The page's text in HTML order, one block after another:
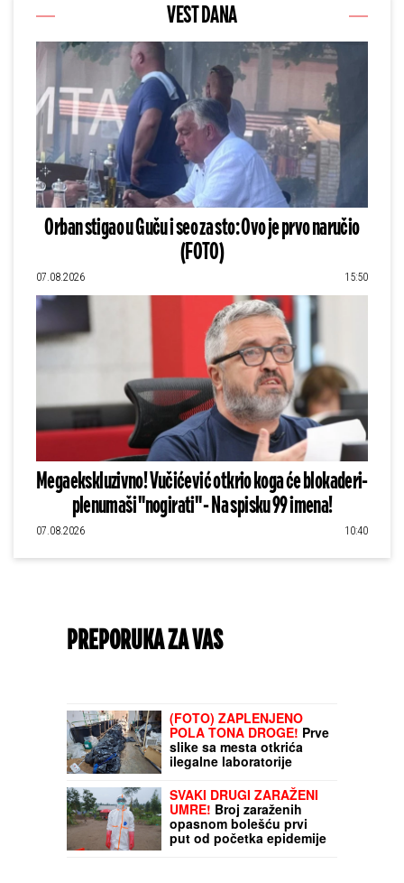
VEST DANA
Orban stigao u Guču i seo za sto: Ovo je prvo naručio
(FOTO)
07.08.2026 15:50
Megaekskluzivno! Vučićević otkrio koga će blokaderi-
plenumaši "nogirati" - Na spisku 99 imena!
07.08.2026 10:40
PREPORUKA ZA VAS